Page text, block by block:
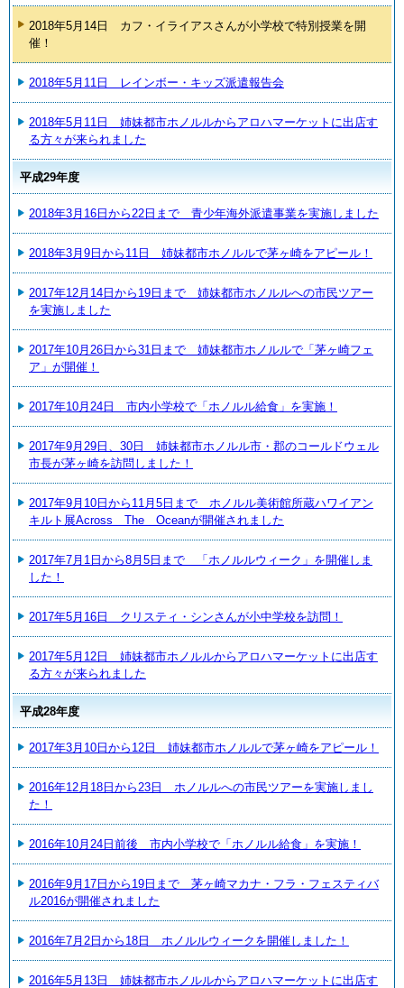
2018年5月14日 カフ・イライアスさんが小学校で特別授業を開
催！
2018年5月11日 レインボー・キッズ派遣報告会
2018年5月11日 姉妹都市ホノルルからアロハマーケットに出店す
る方々が来られました
平成29年度
2018年3月16日から22日まで 青少年海外派遣事業を実施しました
2018年3月9日から11日 姉妹都市ホノルルで茅ヶ崎をアピール！
2017年12月14日から19日まで 姉妹都市ホノルルへの市民ツアー
を実施しました
2017年10月26日から31日まで 姉妹都市ホノルルで「茅ヶ崎フェ
ア」が開催！
2017年10月24日 市内小学校で「ホノルル給食」を実施！
2017年9月29日、30日 姉妹都市ホノルル市・郡のコールドウェル
市長が茅ヶ崎を訪問しました！
2017年9月10日から11月5日まで ホノルル美術館所蔵ハワイアン
キルト展Across The Oceanが開催されました
2017年7月1日から8月5日まで 「ホノルルウィーク」を開催しま
した！
2017年5月16日 クリスティ・シンさんが小中学校を訪問！
2017年5月12日 姉妹都市ホノルルからアロハマーケットに出店す
る方々が来られました
平成28年度
2017年3月10日から12日 姉妹都市ホノルルで茅ヶ崎をアピール！
2016年12月18日から23日 ホノルルへの市民ツアーを実施しまし
た！
2016年10月24日前後 市内小学校で「ホノルル給食」を実施！
2016年9月17日から19日まで 茅ヶ崎マカナ・フラ・フェスティバ
ル2016が開催されました
2016年7月2日から18日 ホノルルウィークを開催しました！
2016年5月13日 姉妹都市ホノルルからアロハマーケットに出店す